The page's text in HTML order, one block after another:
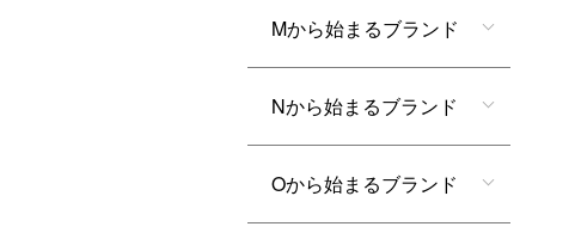
Mから始まるブランド
Nから始まるブランド
Oから始まるブランド